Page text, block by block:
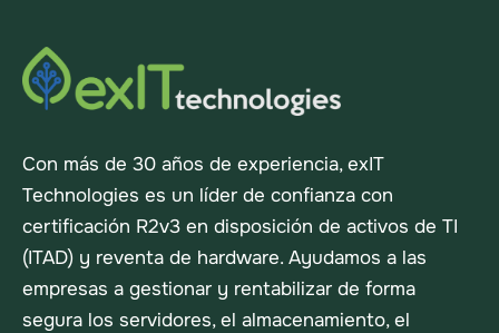
Con más de 30 años de experiencia, exIT
Technologies es un líder de confianza con
certificación R2v3 en disposición de activos de TI
(ITAD) y reventa de hardware. Ayudamos a las
empresas a gestionar y rentabilizar de forma
segura los servidores, el almacenamiento, el